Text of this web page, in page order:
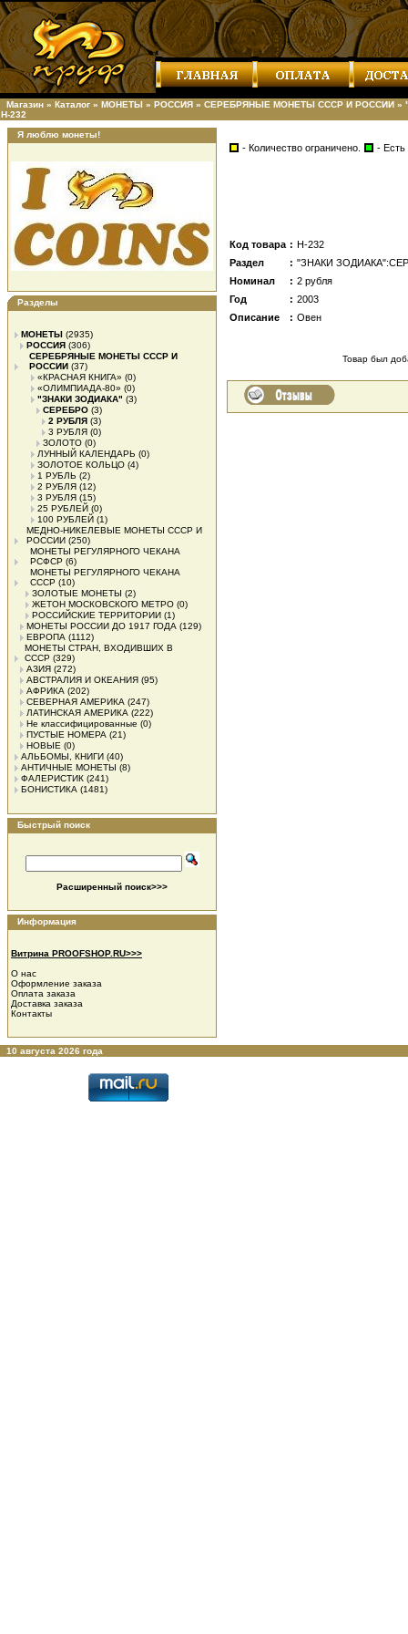
Магазин » Каталог » МОНЕТЫ » РОССИЯ » СЕРЕБРЯНЫЕ МОНЕТЫ СССР И РОССИИ »
Н-232
Я люблю монеты!
Разделы
МОНЕТЫ (2935)
РОССИЯ (306)
СЕРЕБРЯНЫЕ МОНЕТЫ СССР И
РОССИИ (37)
«КРАСНАЯ КНИГА» (0)
«ОЛИМПИАДА-80» (0)
"ЗНАКИ ЗОДИАКА" (3)
СЕРЕБРО (3)
2 РУБЛЯ (3)
3 РУБЛЯ (0)
ЗОЛОТО (0)
ЛУННЫЙ КАЛЕНДАРЬ (0)
ЗОЛОТОЕ КОЛЬЦО (4)
1 РУБЛЬ (2)
2 РУБЛЯ (12)
3 РУБЛЯ (15)
25 РУБЛЕЙ (0)
100 РУБЛЕЙ (1)
МЕДНО-НИКЕЛЕВЫЕ МОНЕТЫ СССР И
РОССИИ (250)
МОНЕТЫ РЕГУЛЯРНОГО ЧЕКАНА
РСФСР (6)
МОНЕТЫ РЕГУЛЯРНОГО ЧЕКАНА
СССР (10)
ЗОЛОТЫЕ МОНЕТЫ (2)
ЖЕТОН МОСКОВСКОГО МЕТРО (0)
РОССИЙСКИЕ ТЕРРИТОРИИ (1)
МОНЕТЫ РОССИИ ДО 1917 ГОДА (129)
ЕВРОПА (1112)
МОНЕТЫ СТРАН, ВХОДИВШИХ В
СССР (329)
АЗИЯ (272)
АВСТРАЛИЯ И ОКЕАНИЯ (95)
АФРИКА (202)
СЕВЕРНАЯ АМЕРИКА (247)
ЛАТИНСКАЯ АМЕРИКА (222)
Не классифицированные (0)
ПУСТЫЕ НОМЕРА (21)
НОВЫЕ (0)
АЛЬБОМЫ, КНИГИ (40)
АНТИЧНЫЕ МОНЕТЫ (8)
ФАЛЕРИСТИК (241)
БОНИСТИКА (1481)
Быстрый поиск
Расширенный поиск>>>
Информация
Витрина PROOFSHOP.RU>>>
О нас
Оформление заказа
Оплата заказа
Доставка заказа
Контакты
- Количество ограничено. - Есть
Код товара : Н-232
Раздел
: "ЗНАКИ
Номинал
: 2 рубля
Год
: 2003
Описание
: Овен
Товар был
10 августа 2026 года